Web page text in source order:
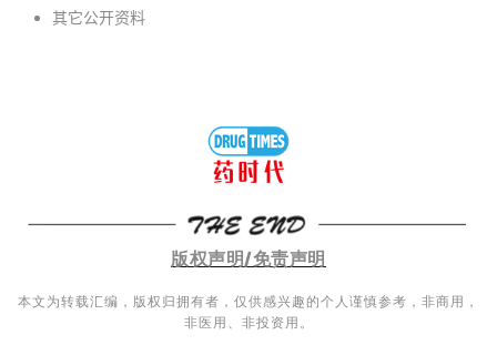
其它公开资料
版权声明/免责声明
本文为转载汇编，版权归拥有者，仅供感兴趣的个人谨慎参考，非商用，
非医用、非投资用。